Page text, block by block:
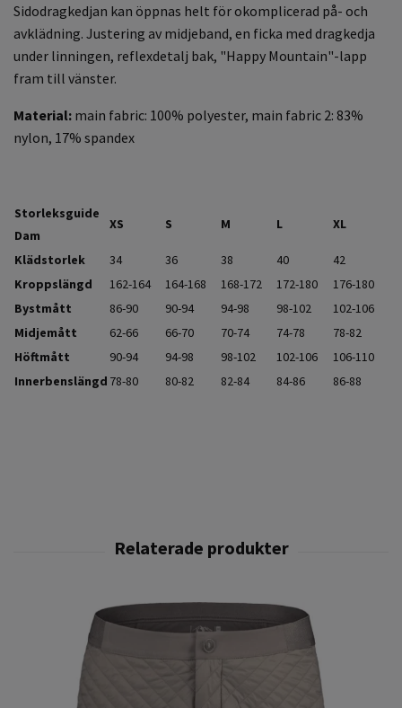
Sidodragkedjan kan öppnas helt för okomplicerad på- och
avklädning. Justering av midjeband, en ficka med dragkedja
under linningen, reflexdetalj bak, "Happy Mountain"-lapp
fram till vänster.
Material: main fabric: 100% polyester, main fabric 2: 83%
nylon, 17% spandex
Storleksguide
Dam
XS S M L XL
Klädstorlek 34 36 38 40
42
Kroppslängd
162-164 164-168 168-172 172-180
176-180
Bystmått
86-90 90-94 94-98 98-102
102-106
Midjemått
62-66 66-70 70-74 74-78
78-82
Höftmått
90-94 94-98 98-102 102-106
106-110
Innerbenslängd 78-80 80-82 82-84 84-86 86-88